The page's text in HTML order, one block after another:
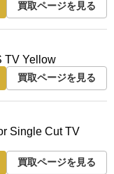
買取ページを見る
TV Yellow
買取ページを見る
Single Cut TV
買取ページを見る